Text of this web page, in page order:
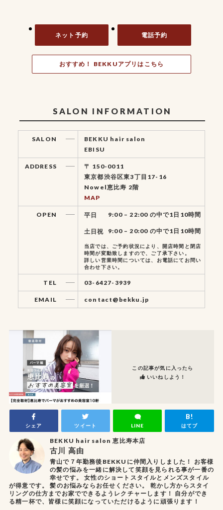
ネット予約 電話予約
おすすめ！ BEKKUアプリはこちら
SALON INFORMATION
SALON
BEKKU hair salon
EBISU
ADDRESS
〒 150-0011
東京都渋谷区東3丁目17-16
Nowel恵比寿 2階
MAP
OPEN 平日 9:00 – 22:00 の中で1日10時間
土日祝 9:00 – 20:00 の中で1日10時間
当店では、ご予約状況により、開店時間と閉店
時間が変動致しますので、ご了承下さい。
詳しい営業時間については、お電話にてお問い
合わせ下さい。
TEL 03-6427-3939
EMAIL contact@bekku.jp
この記事が気に入ったら
いいねしよう！
シェア ツイート LINE はてブ
BEKKU hair salon 恵比寿本店
古川 高由
青山で７年勤務後BEKKUに仲間入りしました！ お客様
の髪の悩みを一緒に解決して笑顔を見られる事が一番の
幸せです。 女性のショートスタイルとメンズスタイル
が得意です。 髪のお悩みならお任せください。 乾かし方からスタイ
リングの仕方までお家でできるようレクチャーします！ 自分ができ
る精一杯で、皆様に笑顔になっていただけるように頑張ります！